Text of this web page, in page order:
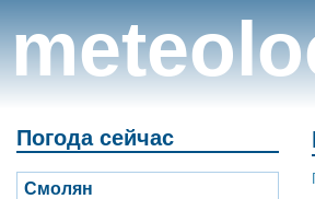
Погода сейчас
Смолян